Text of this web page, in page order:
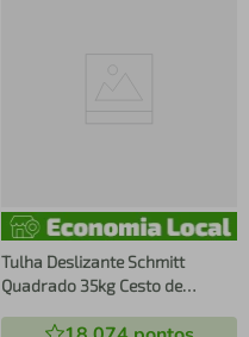
Tulha Deslizante Schmitt
Quadrado 35kg Cesto de
Banheiro Aço Cromado